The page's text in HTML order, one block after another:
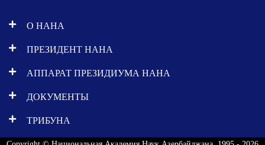
О НАНА
ПРЕЗИДЕНТ НАНА
АППАРАТ ПРЕЗИДИУМА НАНА
ДОКУМЕНТЫ
ТРИБУНА